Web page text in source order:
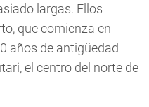
largas. Ellos
que comienza en
años de antigüedad
el centro del norte de